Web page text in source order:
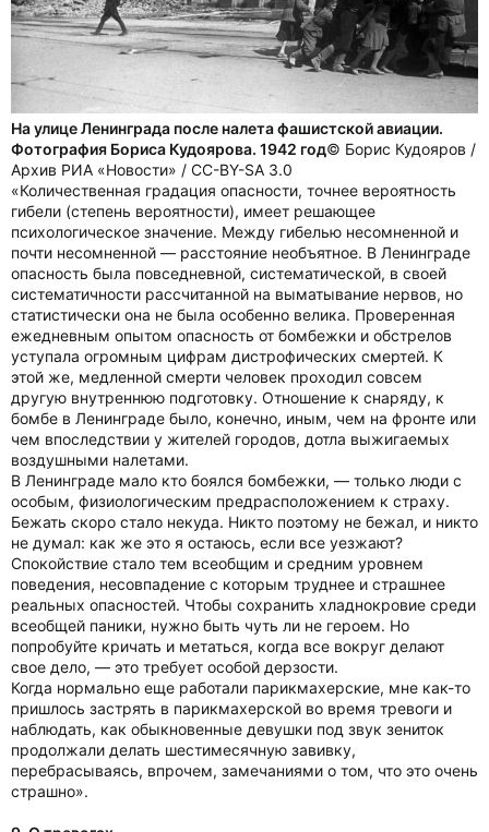
На улице Ленинграда после налета фашистской авиации.
Фотография Бориса Кудоярова. 1942 год© Борис Кудояров /
Архив РИА «Новости» / CC-BY-SA 3.0
«Количественная градация опасности, точнее вероятность
гибели (степень вероятности), имеет решающее
психологическое значение. Между гибелью несомненной и
почти несомненной — расстояние необъятное. В Ленинграде
опасность была повседневной, систематической, в своей
систематичности рассчитанной на выматывание нервов, но
статистически она не была особенно велика. Проверенная
ежедневным опытом опасность от бомбежки и обстрелов
уступала огромным цифрам дистрофических смертей. К
этой же, медленной смерти человек проходил совсем
другую внутреннюю подготовку. Отношение к снаряду, к
бомбе в Ленинграде было, конечно, иным, чем на фронте или
чем впоследствии у жителей городов, дотла выжигаемых
воздушными налетами.
В Ленинграде мало кто боялся бомбежки, — только люди с
особым, физиологическим предрасположением к страху.
Бежать скоро стало некуда. Никто поэтому не бежал, и никто
не думал: как же это я остаюсь, если все уезжают?
Спокойствие стало тем всеобщим и средним уровнем
поведения, несовпадение с которым труднее и страшнее
реальных опасностей. Чтобы сохранить хладнокровие среди
всеобщей паники, нужно быть чуть ли не героем. Но
попробуйте кричать и метаться, когда все вокруг делают
свое дело, — это требует особой дерзости.
Когда нормально еще работали парикмахерские, мне как-то
пришлось застрять в парикмахерской во время тревоги и
наблюдать, как обыкновенные девушки под звук зениток
продолжали делать шестимесячную завивку,
перебрасываясь, впрочем, замечаниями о том, что это очень
страшно».